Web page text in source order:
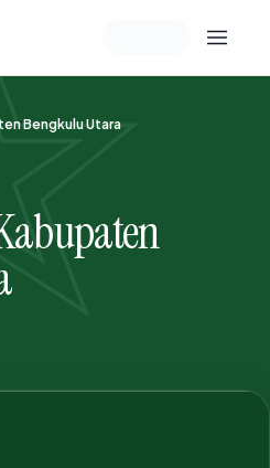
Memeriksa sesi akun
Bengkulu Utara